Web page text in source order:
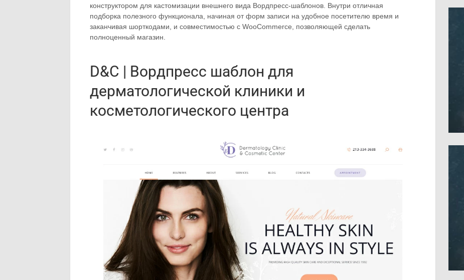
конструктором для кастомизации внешнего вида Вордпресс-шаблонов. Внутри отличная
подборка полезного функционала, начиная от форм записи на удобное посетителю время и
заканчивая шорткодами, и совместимостью с WooCommerce, позволяющей сделать
полноценный магазин.
D&C | Вордпресс шаблон для
дерматологической клиники и
косметологического центра